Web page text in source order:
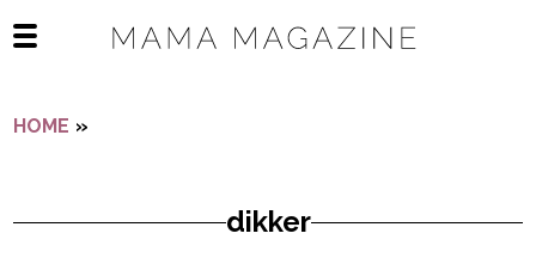
Open het mobiele menu
HOME »
dikker